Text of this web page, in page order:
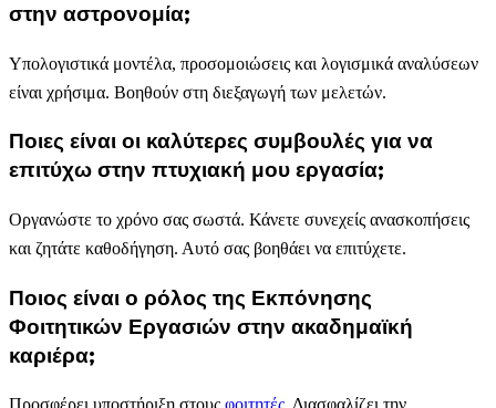
στην αστρονομία;
Υπολογιστικά μοντέλα, προσομοιώσεις και λογισμικά αναλύσεων
είναι χρήσιμα. Βοηθούν στη διεξαγωγή των μελετών.
Ποιες είναι οι καλύτερες συμβουλές για να
επιτύχω στην πτυχιακή μου εργασία;
Οργανώστε το χρόνο σας σωστά. Κάνετε συνεχείς ανασκοπήσεις
και ζητάτε καθοδήγηση. Αυτό σας βοηθάει να επιτύχετε.
Ποιος είναι ο ρόλος της Εκπόνησης
Φοιτητικών Εργασιών στην ακαδημαϊκή
καριέρα;